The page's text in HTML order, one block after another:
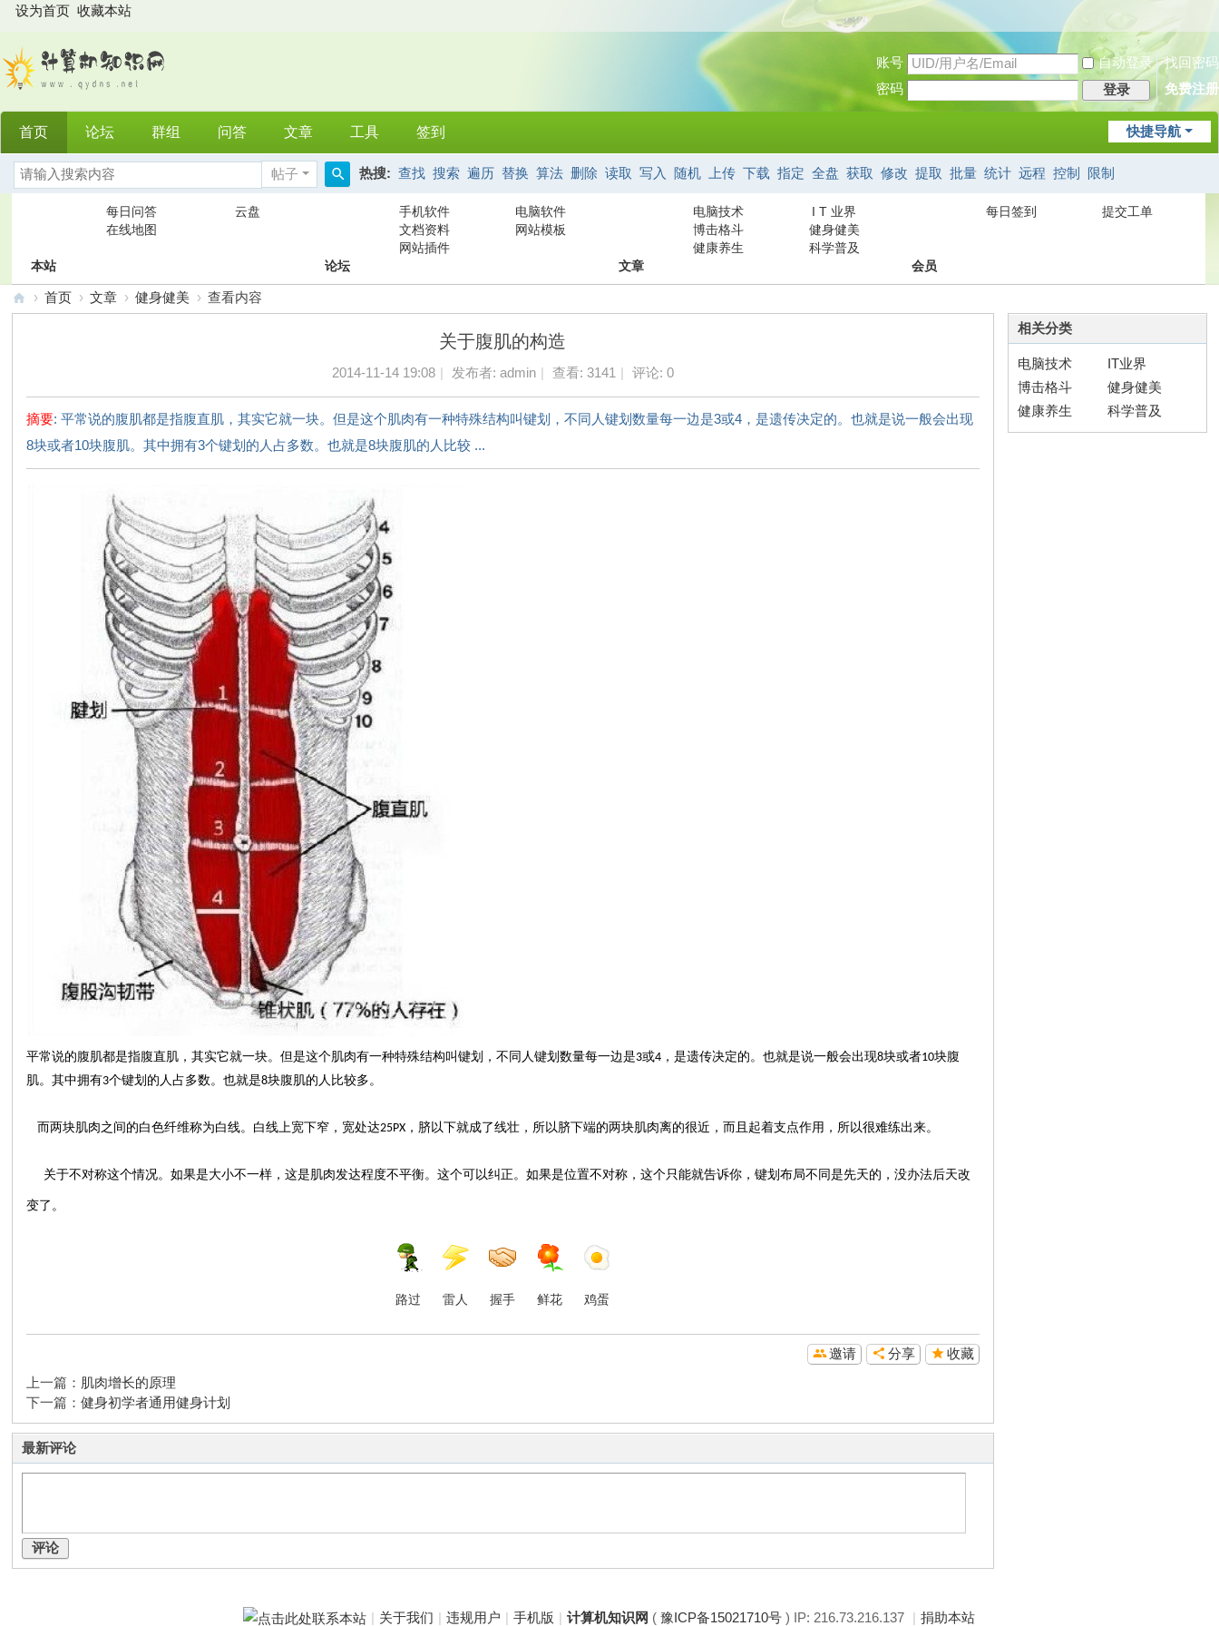
设为首页 收藏本站
账号 自动登录
找回密码
密码
登录 免费注册
快捷导航
首页 论坛 群组 问答 文章 工具 签到
帖子 热搜: 查找 搜索 遍历 替换 算法 删除 读取 写入 随机 上传 下载 指定 全盘 获取 修改 提取 批量 统计 远程 控制 限制
本站
每日问答
云盘
在线地图
论坛
手机软件
电脑软件
文档资料
网站模板
网站插件
文章
电脑技术
I T 业界
博击格斗
健身健美
健康养生
科学普及
会员
每日签到 提交工单
› 首页 › 文章 › 健身健美 › 查看内容
关于腹肌的构造
2014-11-14 19:08 发布者: admin 查看: 3141 评论: 0
摘要: 平常说的腹肌都是指腹直肌，其实它就一块。但是这个肌肉有一种特殊结构叫键划，不同人键划数量每一边是3或4，是遗传决定的。也就是说一般会出现
8块或者10块腹肌。其中拥有3个键划的人占多数。也就是8块腹肌的人比较 ...
平常说的腹肌都是指腹直肌，其实它就一块。但是这个肌肉有一种特殊结构叫键划，不同人键划数量每一边是3或4 ，是遗传决定的。也就是说一般会出现8块或者10块腹
肌。其中拥有3个键划的人占多数。也就是8块腹肌的人比较多。
而两块肌肉之间的白色纤维称为白线。白线上宽下窄，宽处达25PX ，脐以下就成了线壮，所以脐下端的两块肌肉离的很近，而且起着支点作用，所以很难练出来。
关于不对称这个情况。如果是大小不一样，这是肌肉发达程度不平衡。这个可以纠正。如果是位置不对称，这个只能就告诉你，键划布局不同是先天的，没办法后天改
变了。
路过 雷人 握手 鲜花 鸡蛋
收藏
分享
邀请
上一篇： 肌肉增长的原理
下一篇：健身初学者通用健身计划
最新评论
评论
相关分类
电脑技术
IT业界
博击格斗
健身健美
健康养生
科学普及
| 关于我们 | 违规用户 | 手机版 | 计算机知识网 (豫ICP备15021710号 ) IP: 216.73.216.137 | 捐助本站